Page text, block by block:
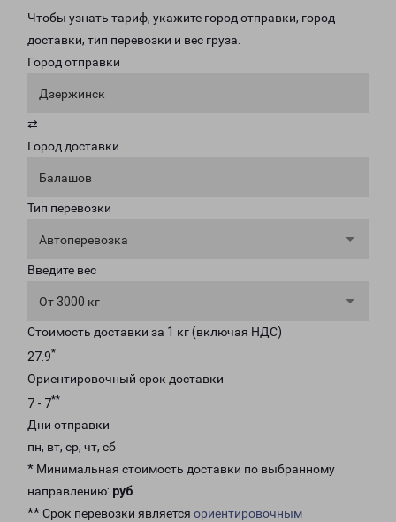
Чтобы узнать тариф, укажите город отправки, город
доставки, тип перевозки и вес груза.
Город отправки
Дзержинск
⇄
Город доставки
Балашов
Тип перевозки
Автоперевозка
Введите вес
От 3000 кг
Стоимость доставки за 1 кг (включая НДС)
27.9*
Ориентировочный срок доставки
7 - 7**
Дни отправки
пн, вт, ср, чт, сб
* Минимальная стоимость доставки по выбранному
направлению: руб.
** Срок перевозки является ориентировочным